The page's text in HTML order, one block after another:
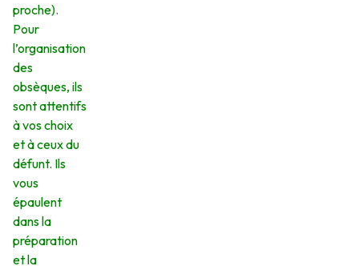
proche).
Pour
l’organisation
des
obsèques, ils
sont attentifs
à vos choix
et à ceux du
défunt. Ils
vous
épaulent
dans la
préparation
et la